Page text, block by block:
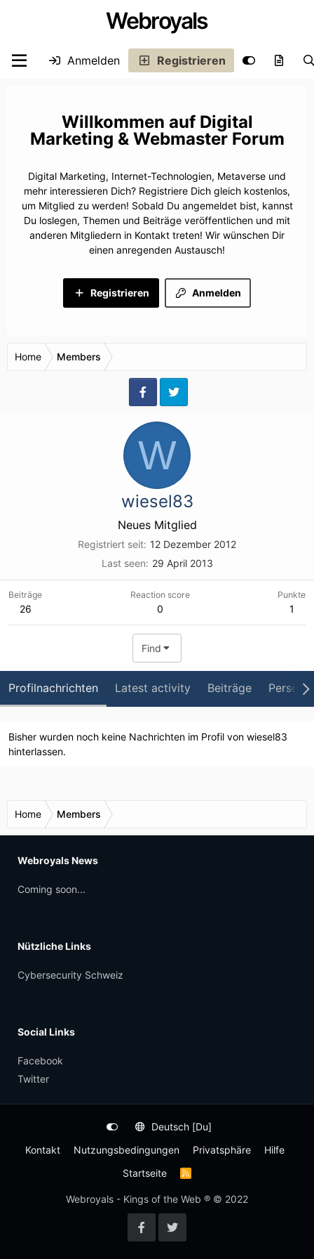
Webroyals
Anmelden Registrieren
Digital
Marketing & Webmaster Forum
Digital Marketing, Internet-Technologien, Metaverse und
mehr interessieren Dich? Registriere Dich gleich kostenlos,
um Mitglied zu werden! Sobald Du angemeldet bist, kannst
Du loslegen, Themen und Beiträge veröffentlichen und mit
anderen Mitgliedern in Kontakt treten! Wir wünschen Dir
einen anregenden Austausch!
Anmelden
Registrieren
Home Members
W
wiesel83
Neues Mitglied
Registriert seit 12 Dezember 2012
Last seen
29 April 2013
Beiträge
26
Reaction score
0
Punkte
1
Find
Profilnachrichten Latest activity Beiträge
Bisher wurden noch keine Nachrichten im Profil von wiesel83
hinterlassen.
Home Members
Webroyals News
Coming soon...
Nützliche Links
Cybersecurity Schweiz
Social Links
Facebook
Twitter
Deutsch [Du]
Kontakt
Nutzungsbedingungen Privatsphäre
Hilfe
Startseite
R
S
Webroyals - Kings of the Web ® © 2022